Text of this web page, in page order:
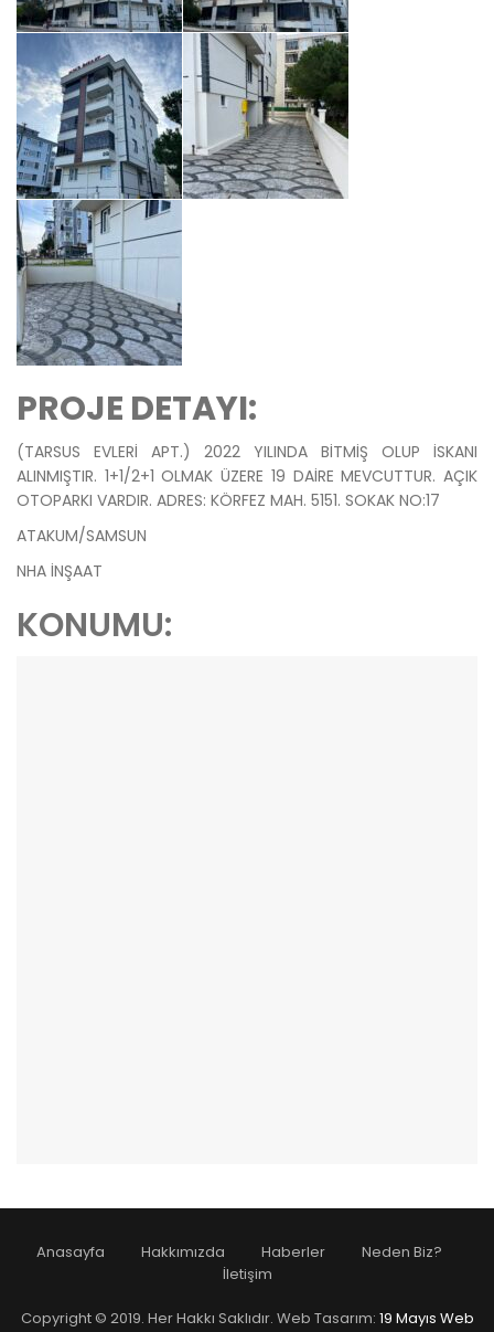
PROJE DETAYI:
(TARSUS EVLERİ APT.) 2022 YILINDA BİTMİŞ OLUP İSKANI
ALINMIŞTIR. 1+1/2+1 OLMAK ÜZERE 19 DAİRE MEVCUTTUR. AÇIK
OTOPARKI VARDIR. ADRES: KÖRFEZ MAH. 5151. SOKAK NO:17
ATAKUM/SAMSUN
NHA İNŞAAT
KONUMU:
Anasayfa Hakkımızda Haberler
Neden Biz?
İletişim
Copyright © 2019. Her Hakkı Saklıdır. Web Tasarım: 19 Mayıs Web